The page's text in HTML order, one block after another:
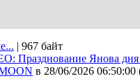
| 967 байт
Празднование Янова
в 28/06/2026 06:50:00